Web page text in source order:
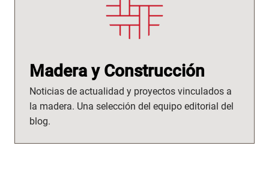
Madera y Construcción
Noticias de actualidad y proyectos vinculados a
la madera. Una selección del equipo editorial del
blog.